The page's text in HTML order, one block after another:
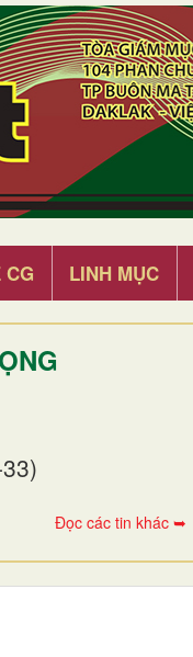
CG LINH MỤC
Đọc các tin khác ➥